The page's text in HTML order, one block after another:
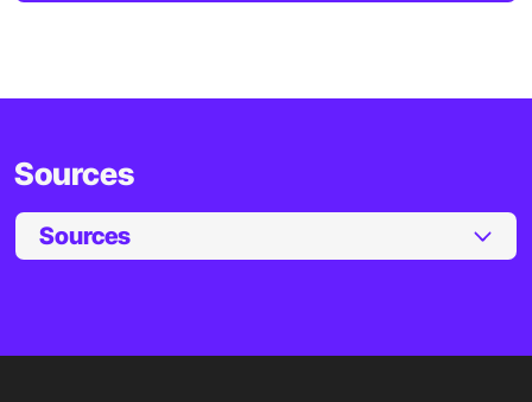
Sources
Sources